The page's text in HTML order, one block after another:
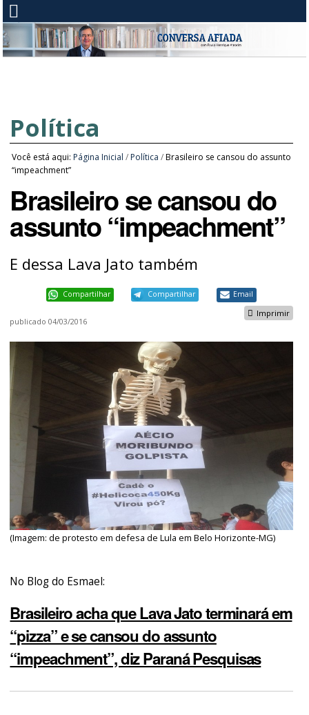
Política
Você está aqui: Página Inicial / Política /Brasileiro se cansou do assunto
“impeachment”
Brasileiro se cansou do
assunto “impeachment”
E dessa Lava Jato também
Compartilhar Compartilhar Email
Imprimir
publicado 04/03/2016
(Imagem: de protesto em defesa de Lula em Belo Horizonte-MG)
No Blog do Esmael:
Brasileiro acha que Lava Jato terminará em
“pizza” e se cansou do assunto
“impeachment”, diz Paraná Pesquisas